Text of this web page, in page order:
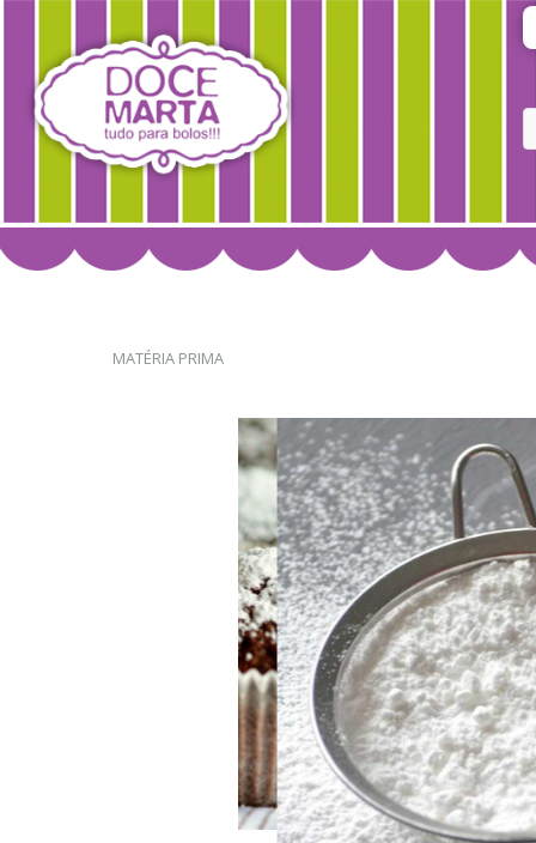
MATÉRIA PRIMA